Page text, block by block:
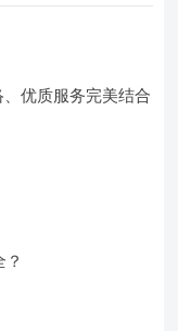
优质服务完美结合